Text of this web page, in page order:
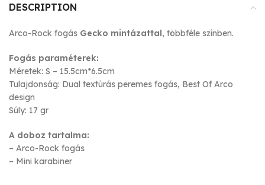
DESCRIPTION
Arco-Rock fogás Gecko mintázattal, többféle színben.
Fogás paraméterek:
Méretek: S – 15.5cm*6.5cm
Tulajdonság: Dual textúrás peremes fogás, Best Of Arco
design
Súly: 17 gr
A doboz tartalma:
– Arco-Rock fogás
– Mini karabiner